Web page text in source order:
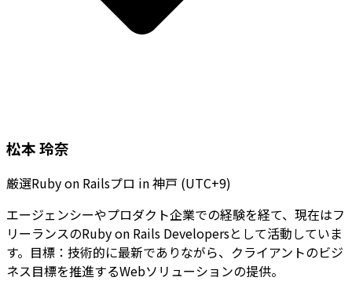
松本 玲奈
厳選Ruby on Railsプロ in神戸 (UTC+9)
エージェンシーやプロダクト企業での経験を経て、現在はフ
リーランスのRuby on Rails Developersとして活動していま
す。目標：技術的に最新でありながら、クライアントのビジ
ネス目標を推進するWebソリューションの提供。